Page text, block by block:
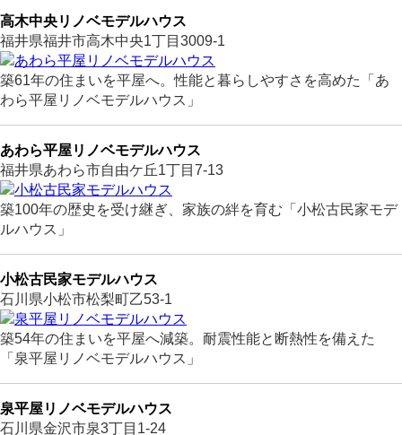
高木中央リノベモデルハウス
福井県福井市高木中央1丁目3009-1
築61年の住まいを平屋へ。性能と暮らしやすさを高めた「あ
わら平屋リノベモデルハウス」
あわら平屋リノベモデルハウス
福井県あわら市自由ケ丘1丁目7-13
築100年の歴史を受け継ぎ、家族の絆を育む「小松古民家モデ
ルハウス」
小松古民家モデルハウス
石川県小松市松梨町乙53-1
築54年の住まいを平屋へ減築。耐震性能と断熱性を備えた
「泉平屋リノベモデルハウス」
泉平屋リノベモデルハウス
石川県金沢市泉3丁目1-24